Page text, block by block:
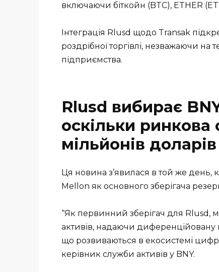
включаючи біткойн (BTC), ETHER
Інтеграція Rlusd щодо Transak
роздрібної торгівлі, незважаючи на
підприємства.
Rlusd вибирає
оскільки
мільйонів доларів
Ця новина з’явилася в той же день,
Mellon як основного зберігача
“Як первинний зберігач для Rlusd,
активів, надаючи
що розвиваються в екосистемі
керівник служби активів у BNY.